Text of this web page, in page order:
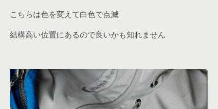
こちらは色を変えて白色で点滅
結構高い位置にあるので良いかも知れません